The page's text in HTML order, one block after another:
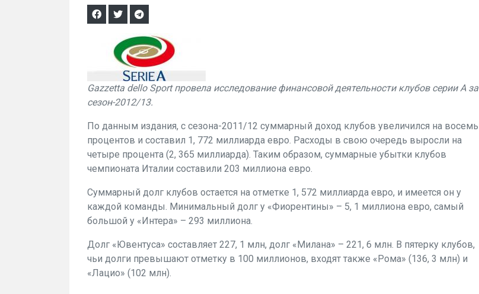
Gazzetta dello Sport провела исследование финансовой деятельности клубов серии А за
сезон-2012/13.
По данным издания, с сезона-2011/12 суммарный доход клубов увеличился на восемь
процентов и составил 1, 772 миллиарда евро. Расходы в свою очередь выросли на
четыре процента (2, 365 миллиарда). Таким образом, суммарные убытки клубов
чемпионата Италии составили 203 миллиона евро.
Суммарный долг клубов остается на отметке 1, 572 миллиарда евро, и имеется он у
каждой команды. Минимальный долг у «Фиорентины» – 5, 1 миллиона евро, самый
большой у «Интера» – 293 миллиона.
Долг «Ювентуса» составляет 227, 1 млн, долг «Милана» – 221, 6 млн. В пятерку клубов,
чьи долги превышают отметку в 100 миллионов, входят также «Рома» (136, 3 млн) и
«Лацио» (102 млн).